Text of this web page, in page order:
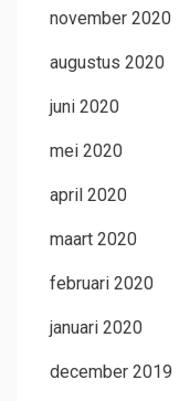
november 2020
augustus 2020
juni 2020
mei 2020
april 2020
maart 2020
februari 2020
januari 2020
december 2019